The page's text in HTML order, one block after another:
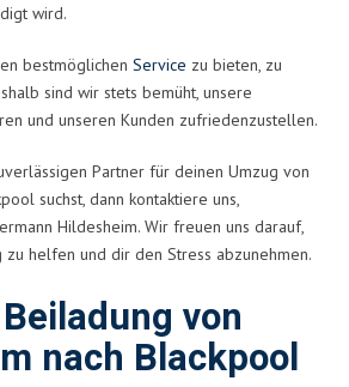
wird.
bestmöglichen Service zu bieten, zu
sind wir stets bemüht, unsere
und unseren Kunden zufriedenzustellen.
Partner für deinen Umzug von
suchst, dann kontaktiere uns,
Hildesheim. Wir freuen uns darauf,
helfen und dir den Stress abzunehmen.
von
nach Blackpool